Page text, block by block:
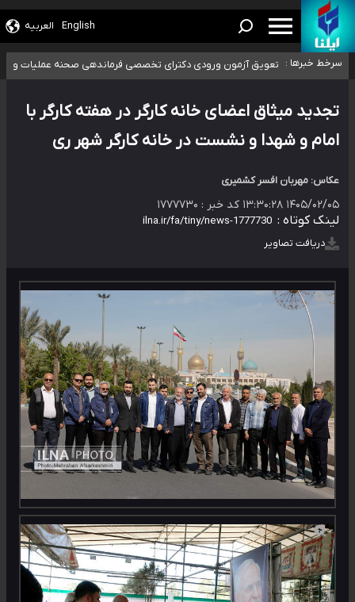
English العربیه
سرخط خبرها :
۴۰ تا ۵۰ روز گرمای نسبی در پیش داریم/ دمای تهران به ۳۸ درجه می‌رسد
موضع وزارت بهداشت درباره ظرفیت پزشکی کنکور ۱۴۰۵: خواستار اصلاح ظرفیت‌ها
هستیم، اما هنوز پاسخ مشخصی نگرفته‌ایم
تعویق آزمون ورودی دکترای تخصصی فرماندهی صحنه عملیات و دکترای
تخصصی جغرافیای نظامی دافوس آجا
خبرنگاران راویان حقیقت با دغدغه نان، مسکن و بیمه
آستانه هشدار
تجدید میثاق اعضای خانه کارگر در هفته کارگر با
امام و شهدا و نشست در خانه کارگر شهر ری
عکاس: مهربان افسر کشمیری
۱۴۰۵/۰۲/۰۵ ۱۳:۳۰:۲۸ کد خبر : ۱۷۷۷۷۳۰
لینک کوتاه :
دریافت تصاویر